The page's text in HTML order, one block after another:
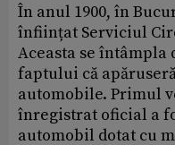
În anul 1900, în
înființat Serviciul
Aceasta se întâmpla
faptului că
automobile. Primul
înregistrat oficial a
automobil dotat cu